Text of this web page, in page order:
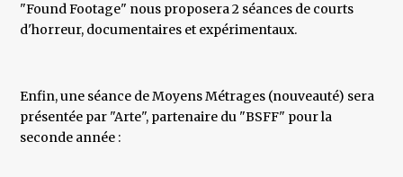
"Found Footage" nous proposera 2 séances de courts
d'horreur, documentaires et expérimentaux.
Enfin, une séance de Moyens Métrages (nouveauté) sera
présentée par "Arte", partenaire du "BSFF" pour la
seconde année :